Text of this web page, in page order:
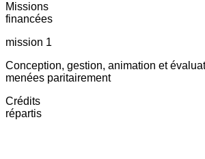
Missions
financées
mission 1
Conception, gestion, animation et
menées paritairement
Crédits
répartis